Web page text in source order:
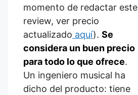
momento de redactar este
review, ver precio
actualizado aquí). Se
considera un buen precio
para todo lo que ofrece.
Un ingeniero musical ha
dicho del producto: tiene